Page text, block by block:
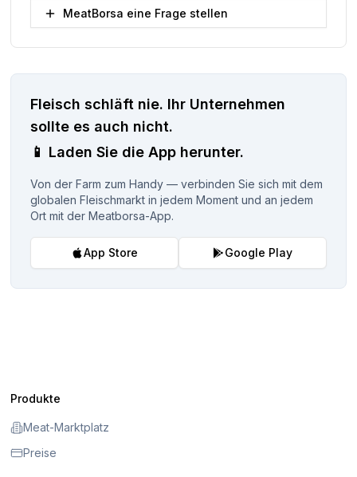
MeatBorsa eine Frage stellen
Fleisch schläft nie. Ihr Unternehmen
sollte es auch nicht.
📱 Laden Sie die App herunter.
Von der Farm zum Handy — verbinden Sie sich mit dem
globalen Fleischmarkt in jedem Moment und an jedem
Ort mit der Meatborsa-App.
App Store Google Play
Produkte
Meat-Marktplatz
Preise